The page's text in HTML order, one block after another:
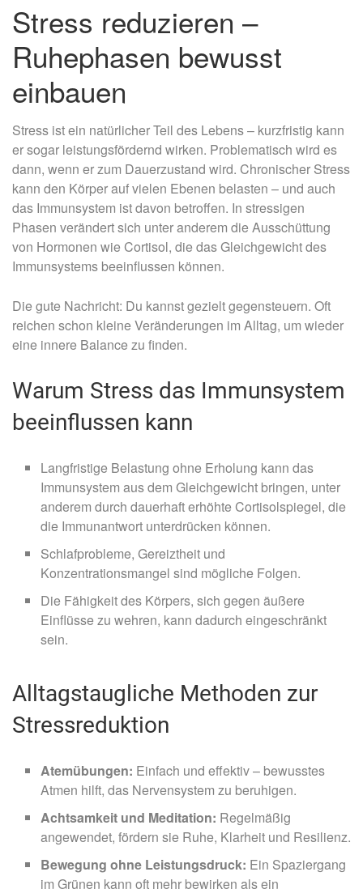
Stress reduzieren –
Ruhephasen bewusst
einbauen
Stress ist ein natürlicher Teil des Lebens – kurzfristig kann
er sogar leistungsfördernd wirken. Problematisch wird es
dann, wenn er zum Dauerzustand wird. Chronischer Stress
kann den Körper auf vielen Ebenen belasten – und auch
das Immunsystem ist davon betroffen. In stressigen
Phasen verändert sich unter anderem die Ausschüttung
von Hormonen wie Cortisol, die das Gleichgewicht des
Immunsystems beeinflussen können.
Die gute Nachricht: Du kannst gezielt gegensteuern. Oft
reichen schon kleine Veränderungen im Alltag, um wieder
eine innere Balance zu finden.
Warum Stress das Immunsystem
beeinflussen kann
Langfristige Belastung ohne Erholung kann das
Immunsystem aus dem Gleichgewicht bringen, unter
anderem durch dauerhaft erhöhte Cortisolspiegel, die
die Immunantwort unterdrücken können.
Schlafprobleme, Gereiztheit und
Konzentrationsmangel sind mögliche Folgen.
Die Fähigkeit des Körpers, sich gegen äußere
Einflüsse zu wehren, kann dadurch eingeschränkt
sein.
Alltagstaugliche Methoden zur
Stressreduktion
Atemübungen: Einfach und effektiv – bewusstes
Atmen hilft, das Nervensystem zu beruhigen.
Achtsamkeit und Meditation: Regelmäßig
angewendet, fördern sie Ruhe, Klarheit und Resilienz.
Bewegung ohne Leistungsdruck: Ein Spaziergang
im Grünen kann oft mehr bewirken als ein